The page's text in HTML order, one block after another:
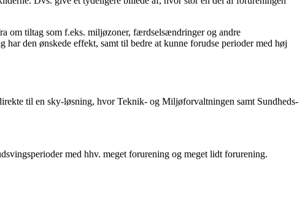
om tiltag som f.eks. miljøzoner, færdselsændringer og andre
den ønskede effekt, samt til bedre at kunne forudse perioder med høj
til en sky-løsning, hvor Teknik- og Miljøforvaltningen samt Sundheds-
med hhv. meget forurening og meget lidt forurening.